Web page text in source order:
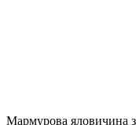
Мармурова